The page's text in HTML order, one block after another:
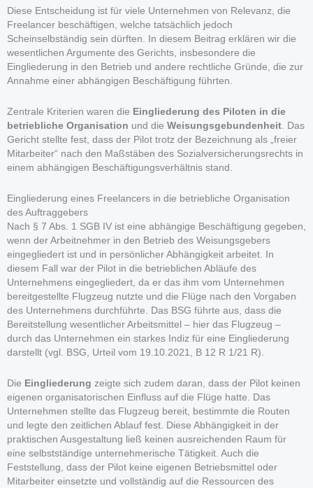
Diese Entscheidung ist für viele Unternehmen von Relevanz, die
Freelancer beschäftigen, welche tatsächlich jedoch
Scheinselbständig sein dürften. In diesem Beitrag erklären wir die
wesentlichen Argumente des Gerichts, insbesondere die
Eingliederung in den Betrieb und andere rechtliche Gründe, die zur
Annahme einer abhängigen Beschäftigung führten.
Zentrale Kriterien waren die Eingliederung des Piloten in die
betriebliche Organisation und die Weisungsgebundenheit . Das
Gericht stellte fest, dass der Pilot trotz der Bezeichnung als „freier
Mitarbeiter“ nach den Maßstäben des Sozialversicherungsrechts in
einem abhängigen Beschäftigungsverhältnis stand.
Eingliederung eines Freelancers in die betriebliche Organisation
des Auftraggebers
Nach § 7 Abs. 1 SGB IV ist eine abhängige Beschäftigung gegeben,
wenn der Arbeitnehmer in den Betrieb des Weisungsgebers
eingegliedert ist und in persönlicher Abhängigkeit arbeitet. In
diesem Fall war der Pilot in die betrieblichen Abläufe des
Unternehmens eingegliedert, da er das ihm vom Unternehmen
bereitgestellte Flugzeug nutzte und die Flüge nach den Vorgaben
des Unternehmens durchführte. Das BSG führte aus, dass die
Bereitstellung wesentlicher Arbeitsmittel – hier das Flugzeug –
durch das Unternehmen ein starkes Indiz für eine Eingliederung
darstellt (vgl. BSG, Urteil vom 19.10.2021, B 12 R 1/21 R).
Die Eingliederung zeigte sich zudem daran, dass der Pilot keinen
eigenen organisatorischen Einfluss auf die Flüge hatte. Das
Unternehmen stellte das Flugzeug bereit, bestimmte die Routen
und legte den zeitlichen Ablauf fest. Diese Abhängigkeit in der
praktischen Ausgestaltung ließ keinen ausreichenden Raum für
eine selbstständige unternehmerische Tätigkeit. Auch die
Feststellung, dass der Pilot keine eigenen Betriebsmittel oder
Mitarbeiter einsetzte und vollständig auf die Ressourcen des